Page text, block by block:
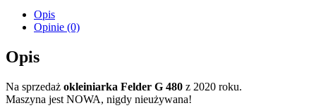
Opis
Opinie (0)
Opis
Na sprzedaż okleiniarka Felder G 480 z 2020 roku.
Maszyna jest NOWA, nigdy nieużywana!